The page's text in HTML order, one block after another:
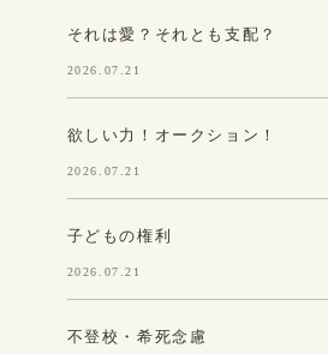
それは愛？それとも支配？
2026.07.21
欲しい力！オークション！
2026.07.21
子どもの権利
2026.07.21
不登校・希死念慮